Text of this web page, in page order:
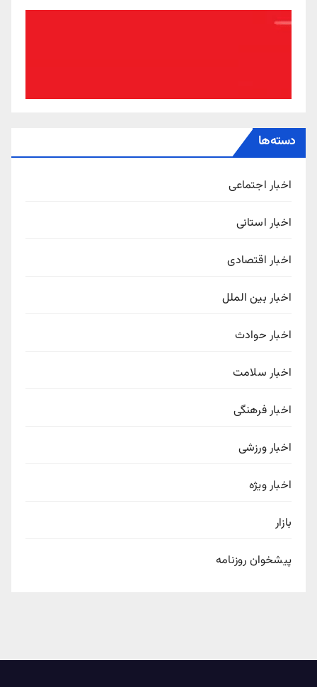
دسته‌ها
اخبار اجتماعی
اخبار استانی
اخبار اقتصادی
اخبار بین الملل
اخبار حوادث
اخبار سلامت
اخبار فرهنگی
اخبار ورزشی
اخبار ویژه
بازار
پیشخوان روزنامه